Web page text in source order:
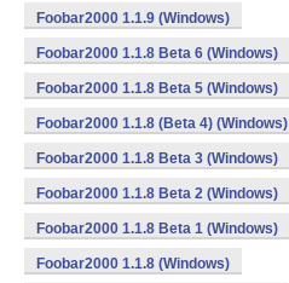
Foobar2000 1.1.9 (Windows)
Foobar2000 1.1.8 Beta 6 (Windows)
Foobar2000 1.1.8 Beta 5 (Windows)
Foobar2000 1.1.8 (Beta 4) (Windows)
Foobar2000 1.1.8 Beta 3 (Windows)
Foobar2000 1.1.8 Beta 2 (Windows)
Foobar2000 1.1.8 Beta 1 (Windows)
Foobar2000 1.1.8 (Windows)